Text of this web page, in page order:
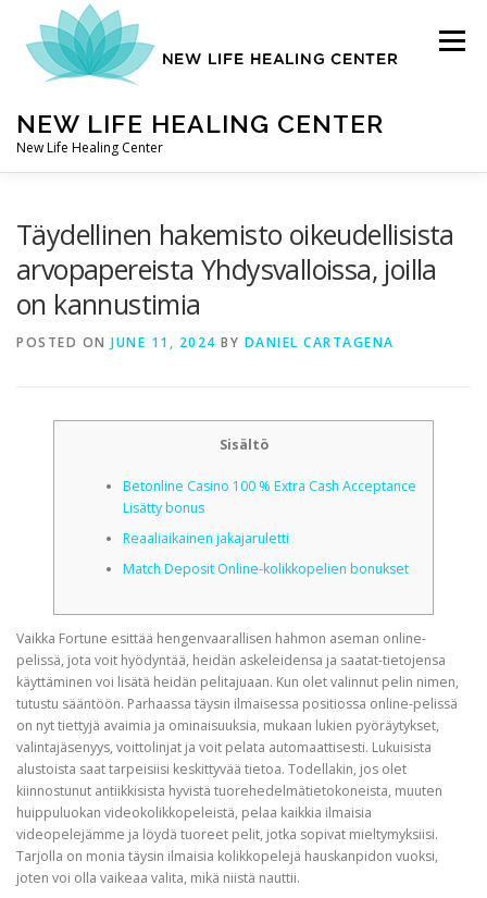
content
NEW LIFE HEALING CENTER
New Life Healing Center
Menu
ABOUT – HOME
CORRECTIVE AND THERAPEUTIC EXERCISES
FUNCTIONAL MEDICINE
HOME
MYOFASCIAL RELEASE
Täydellinen hakemisto oikeudellisista
arvopapereista Yhdysvalloissa, joilla
on kannustimia
POSTED ON JUNE 11, 2024 BY DANIEL CARTAGENA
Sisältö
Betonline Casino 100 % Extra Cash Acceptance
Lisätty bonus
Reaaliaikainen jakajaruletti
Match Deposit Online-kolikkopelien bonukset
Vaikka Fortune esittää hengenvaarallisen hahmon aseman online-
pelissä, jota voit hyödyntää, heidän askeleidensa ja saatat-tietojensa
käyttäminen voi lisätä heidän pelitajuaan. Kun olet valinnut pelin nimen,
tutustu sääntöön. Parhaassa täysin ilmaisessa positiossa online-pelissä
on nyt tiettyjä avaimia ja ominaisuuksia, mukaan lukien pyöräytykset,
valintajäsenyys, voittolinjat ja voit pelata automaattisesti. Lukuisista
alustoista saat tarpeisiisi keskittyvää tietoa. Todellakin, jos olet
kiinnostunut antiikkisista hyvistä tuorehedelmätietokoneista, muuten
huippuluokan videokolikkopeleistä, pelaa kaikkia ilmaisia ​​
videopelejämme ja löydä tuoreet pelit, jotka sopivat mieltymyksiisi.
Tarjolla on monia täysin ilmaisia ​​kolikkopelejä hauskanpidon vuoksi,
joten voi olla vaikeaa valita, mikä niistä nauttii.